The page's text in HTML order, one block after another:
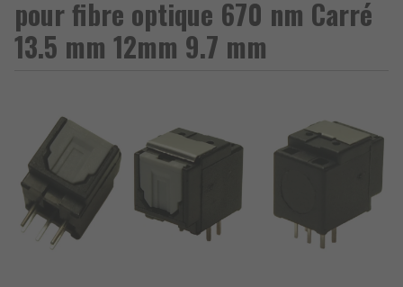
pour fibre optique 670 nm Carré
13.5 mm 12mm 9.7 mm